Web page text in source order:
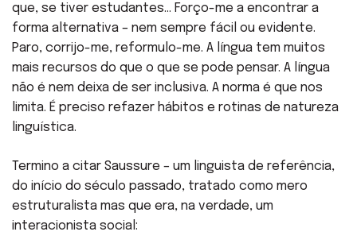
que, se tiver estudantes… Forço-me a encontrar a
forma alternativa – nem sempre fácil ou evidente.
Paro, corrijo-me, reformulo-me. A língua tem muitos
mais recursos do que o que se pode pensar. A língua
não é nem deixa de ser inclusiva. A norma é que nos
limita. É preciso refazer hábitos e rotinas de natureza
linguística.
Termino a citar Saussure – um linguista de referência,
do início do século passado, tratado como mero
estruturalista mas que era, na verdade, um
interacionista social: